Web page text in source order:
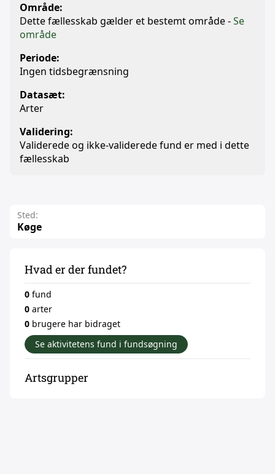
Område:
Dette fællesskab gælder et bestemt område -Se
område
Periode:
Ingen tidsbegrænsning
Datasæt:
Arter
Validering:
Validerede og ikke-validerede fund er med i dette
fællesskab
Sted:
Køge
Hvad er der fundet?
0 fund
0 arter
0 brugere har bidraget
Se aktivitetens fund i fundsøgning
Artsgrupper